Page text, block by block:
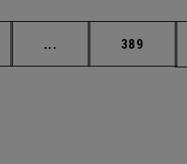
... Páginas Página
389